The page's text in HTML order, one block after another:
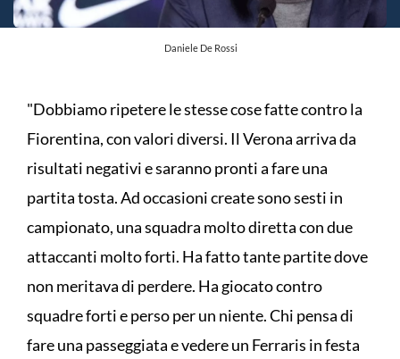
Daniele De Rossi
"Dobbiamo ripetere le stesse cose fatte contro la
Fiorentina, con valori diversi. Il Verona arriva da
risultati negativi e saranno pronti a fare una
partita tosta. Ad occasioni create sono sesti in
campionato, una squadra molto diretta con due
attaccanti molto forti. Ha fatto tante partite dove
non meritava di perdere. Ha giocato contro
squadre forti e perso per un niente. Chi pensa di
fare una passeggiata e vedere un Ferraris in festa